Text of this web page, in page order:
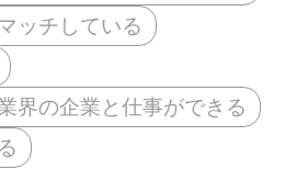
ッチしている
界の企業と仕事ができる